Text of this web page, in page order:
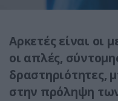
Αρκετές είναι οι
οι απλές,
δραστηριότητες,
στην πρόληψη